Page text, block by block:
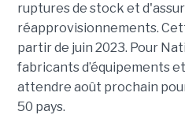
ruptures de stock et
réapprovisionnements.
partir de juin 2023. Pour
fabricants d’équipements
attendre août prochain
50 pays.